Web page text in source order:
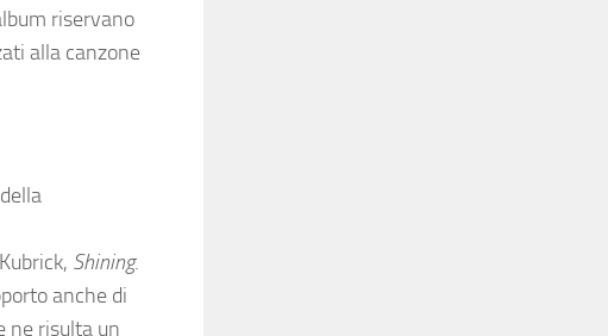
riservano
alla canzone
Shining.
anche di
ne risulta un